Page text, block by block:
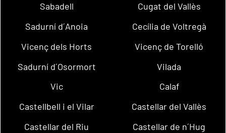
Sabadell
Cugat del Vallès
Sadurní d´Anoia
Cecília de Voltregà
Vicenç dels Horts
Vicenç de Torelló
Sadurní d´Osormort
Vilada
Vic
Calaf
Castellbell i el Vilar
Castellar del Vallès
Castellar del Riu
Castellar de n´Hug